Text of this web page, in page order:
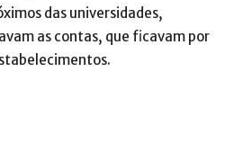
das universidades,
as contas, que ficavam por